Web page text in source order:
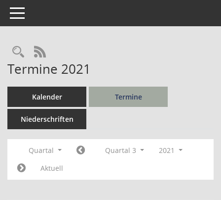
Toggle navigation
Rechercheauswahl
RSS-Feed
Termine 2021
Kalender Termine
Niederschriften
Quartal Quartal 3
2021
Aktuell